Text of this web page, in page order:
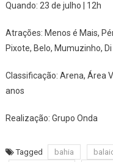
Quando: 23 de julho | 12h
Atrações: Menos é Mais,
Pixote, Belo, Mumuzinho,
Classificação: Arena, Área
anos
Realização: Grupo Onda
Tagged bahia